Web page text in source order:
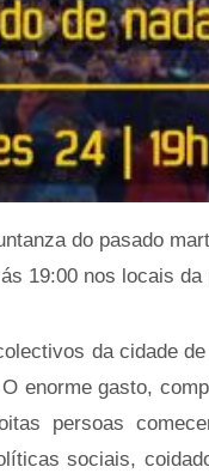
do pasado
19:00 nos locais
da cidade
enorme gasto,
persoas
sociais,